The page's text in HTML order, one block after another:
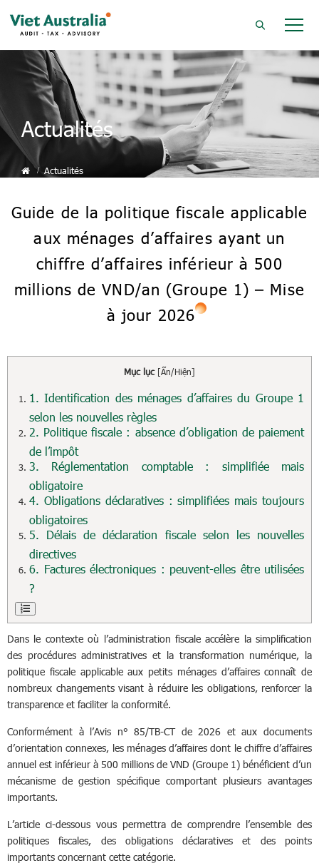
Actualités
Actualités
Guide de la politique fiscale applicable
aux ménages d’affaires ayant un
chiffre d’affaires inférieur à 500
millions de VND/an (Groupe 1) – Mise
à jour 2026
Mục lục [Ẩn/Hiện]
1. Identification des ménages d’affaires du Groupe 1
selon les nouvelles règles
2. Politique fiscale : absence d’obligation de paiement
de l’impôt
3. Réglementation comptable : simplifiée mais
obligatoire
4. Obligations déclaratives : simplifiées mais toujours
obligatoires
5. Délais de déclaration fiscale selon les nouvelles
directives
6. Factures électroniques : peuvent-elles être utilisées
?
Dans le contexte où l’administration fiscale accélère la simplification
des procédures administratives et la transformation numérique, la
politique fiscale applicable aux petits ménages d’affaires connaît de
nombreux changements visant à réduire les obligations, renforcer la
transparence et faciliter la conformité.
Conformément à l’Avis n° 85/TB-CT de 2026 et aux documents
d’orientation connexes, les ménages d’affaires dont le chiffre d’affaires
annuel est inférieur à 500 millions de VND (Groupe 1) bénéficient d’un
mécanisme de gestion spécifique comportant plusieurs avantages
importants.
L’article ci-dessous vous permettra de comprendre l’ensemble des
politiques fiscales, des obligations déclaratives et des points
importants concernant cette catégorie.